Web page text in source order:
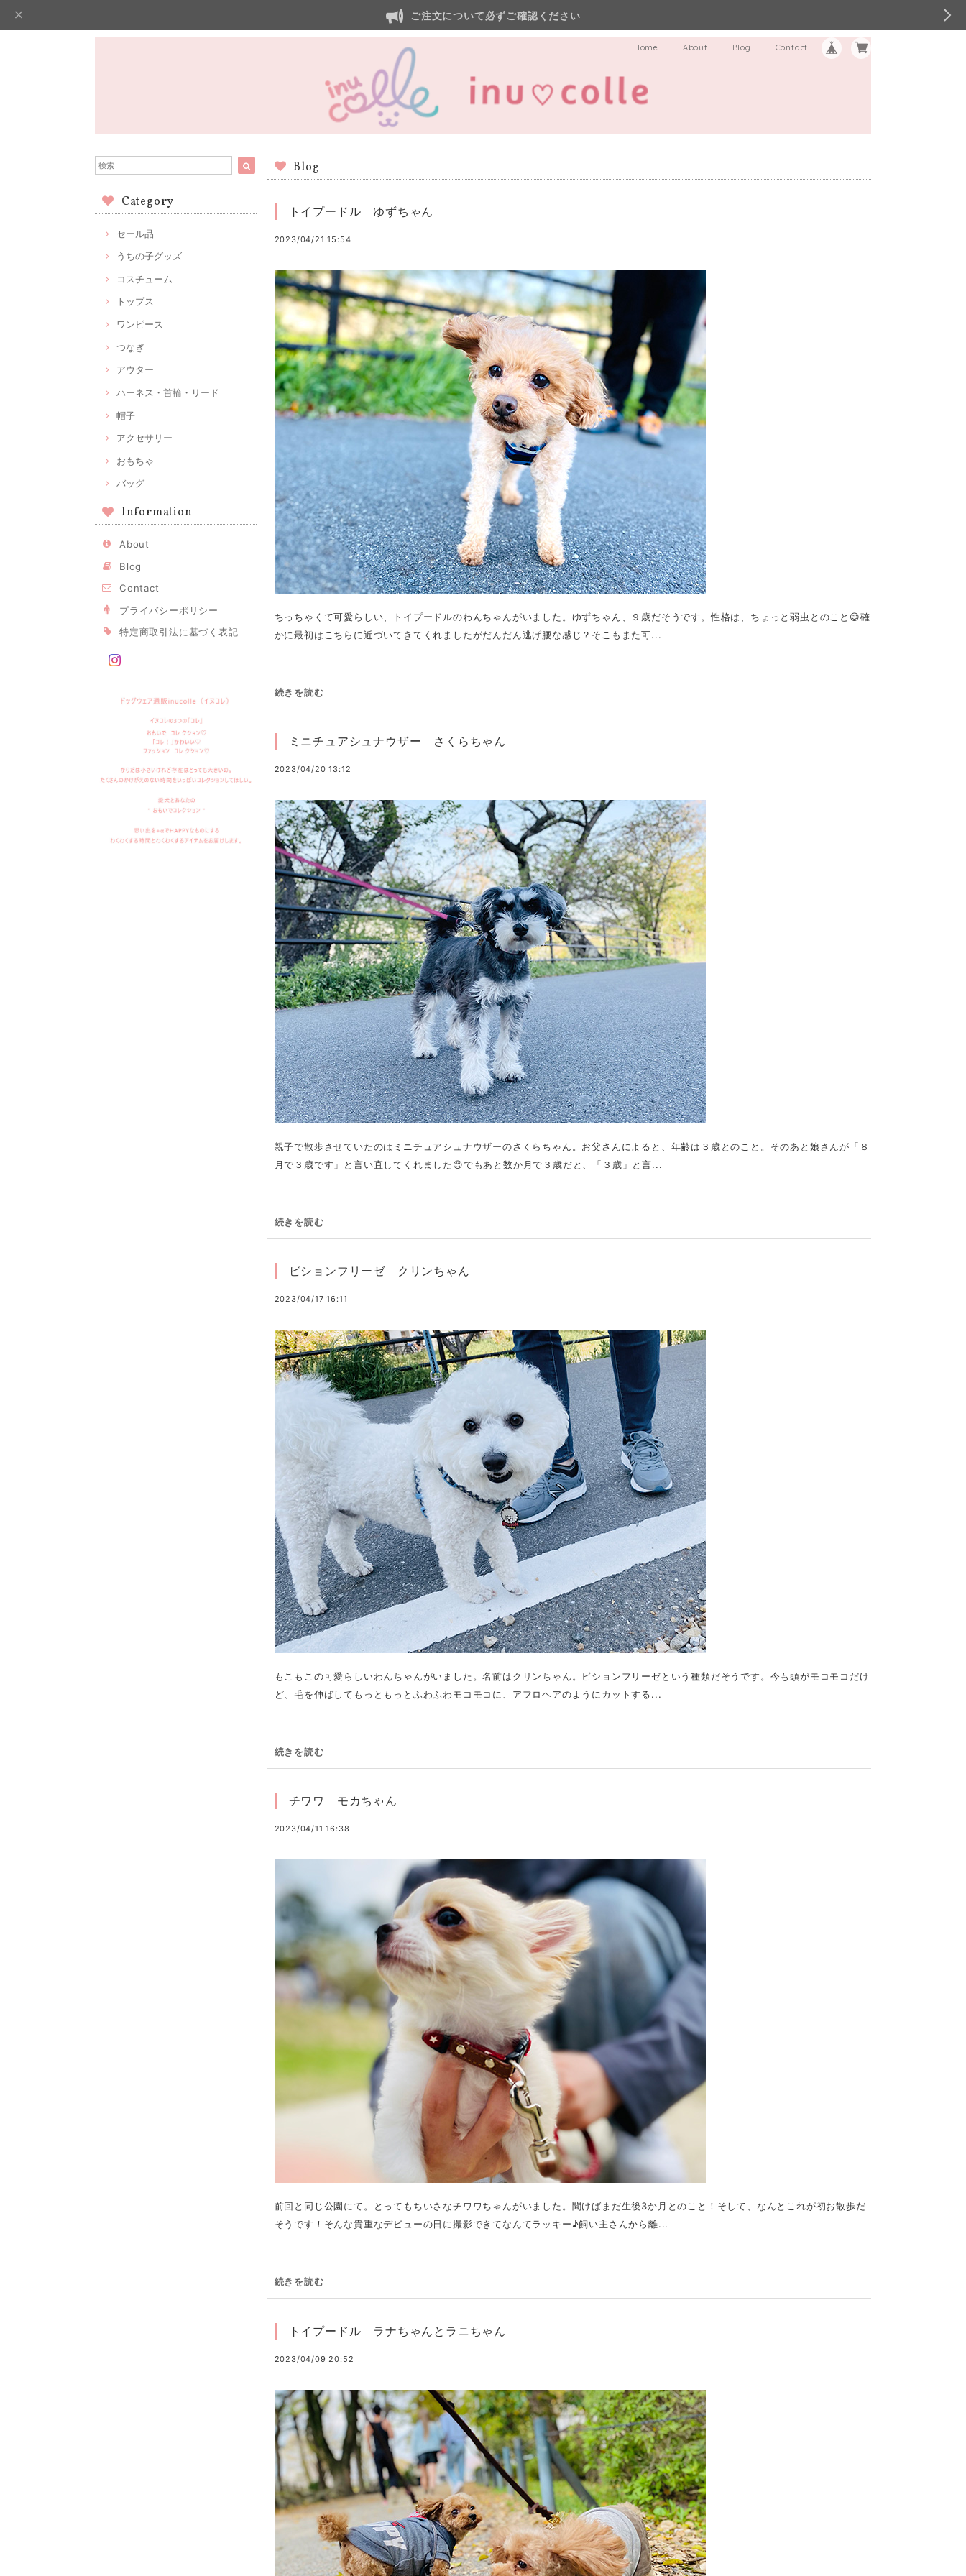
ご注文について必ずご確認ください
Home About Blog Contact
Category
セール品
うちの子グッズ
コスチューム
トップス
ワンピース
つなぎ
アウター
ハーネス・首輪・リード
帽子
アクセサリー
おもちゃ
バッグ
Information
About
Blog
Contact
プライバシーポリシー
特定商取引法に基づく表記
Blog
トイプードル ゆずちゃん
2023/04/21 15:54
ちっちゃくて可愛らしい、トイプードルのわんちゃんがいました。ゆずちゃん、９歳だそうです。性格は、ちょっと弱虫とのこと😊確
かに最初はこちらに近づいてきてくれましたがだんだん逃げ腰な感じ？そこもまた可...
続きを読む
ミニチュアシュナウザー さくらちゃん
2023/04/20 13:12
親子で散歩させていたのはミニチュアシュナウザーのさくらちゃん。お父さんによると、年齢は３歳とのこと。そのあと娘さんが「８
月で３歳です」と言い直してくれました😊でもあと数か月で３歳だと、「３歳」と言...
続きを読む
ビションフリーゼ クリンちゃん
2023/04/17 16:11
もこもこの可愛らしいわんちゃんがいました。名前はクリンちゃん。ビションフリーゼという種類だそうです。今も頭がモコモコだけ
ど、毛を伸ばしてもっともっとふわふわモコモコに、アフロヘアのようにカットする...
続きを読む
チワワ モカちゃん
2023/04/11 16:38
前回と同じ公園にて。とってもちいさなチワワちゃんがいました。聞けばまだ生後3か月とのこと！そして、なんとこれが初お散歩だ
そうです！そんな貴重なデビューの日に撮影できてなんてラッキー♪飼い主さんから離...
続きを読む
トイプードル ラナちゃんとラニちゃん
2023/04/09 20:52